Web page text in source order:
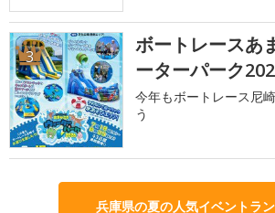
3
ボートレースあ
ーターパーク
今年もボートレース尼
う
兵庫県の夏の人気イベントラ